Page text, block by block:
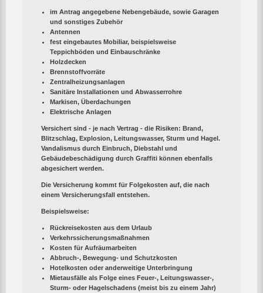
im Antrag angegebene Nebengebäude, sowie Garagen
und sonstiges Zubehör
Antennen
fest eingebautes Mobiliar, beispielsweise
Teppichböden und Einbauschränke
Holzdecken
Brennstoffvorräte
Zentralheizungsanlagen
Sanitäre Installationen und Abwasserrohre
Markisen, Überdachungen
Elektrische Anlagen
Versichert sind - je nach Vertrag - die Risiken: Brand,
Blitzschlag, Explosion, Leitungswasser, Sturm und Hagel.
Vandalismus durch Einbruch, Diebstahl und
Gebäudebeschädigung durch Graffiti können ebenfalls
abgesichert werden.
Die Versicherung kommt für Folgekosten auf, die nach
einem Versicherungsfall entstehen.
Beispielsweise:
Rückreisekosten aus dem Urlaub
Verkehrssicherungsmaßnahmen
Kosten für Aufräumarbeiten
Abbruch-, Bewegung- und Schutzkosten
Hotelkosten oder anderweitige Unterbringung
Mietausfälle als Folge eines Feuer-, Leitungswasser-,
Sturm- oder Hagelschadens (meist bis zu einem Jahr)